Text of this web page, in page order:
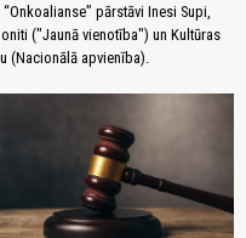
pārstāvi Inesi Supi,
("Jaunā vienotība") un Kultūras
(Nacionālā apvienība).